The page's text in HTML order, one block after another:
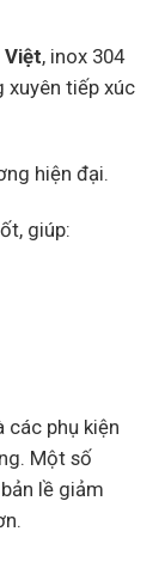
Việt, inox 304
xuyên tiếp xúc
hiện đại.
giúp:
các phụ kiện
Một số
lề giảm